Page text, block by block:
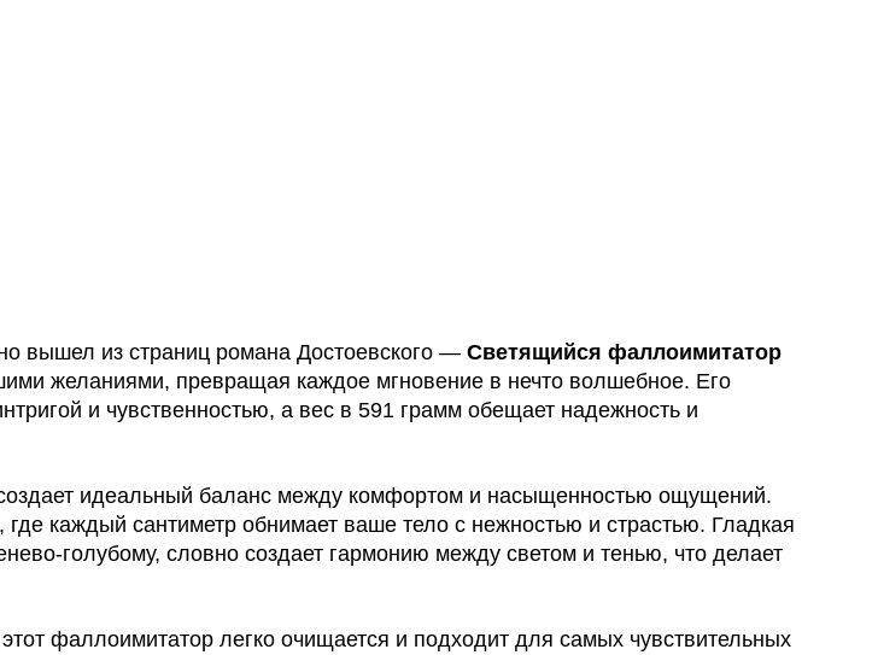
вышел из страниц романа Достоевского — Светящийся фаллоимитатор
желаниями, превращая каждое мгновение в нечто волшебное. Его
и чувственностью, а вес в 591 грамм обещает надежность и
идеальный баланс между комфортом и насыщенностью ощущений.
каждый сантиметр обнимает ваше тело с нежностью и страстью. Гладкая
голубому, словно создает гармонию между светом и тенью, что делает
фаллоимитатор легко очищается и подходит для самых чувствительных